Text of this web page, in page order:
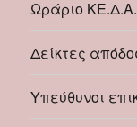
Ωράριο
Δείκτες
Υπεύθυνοι